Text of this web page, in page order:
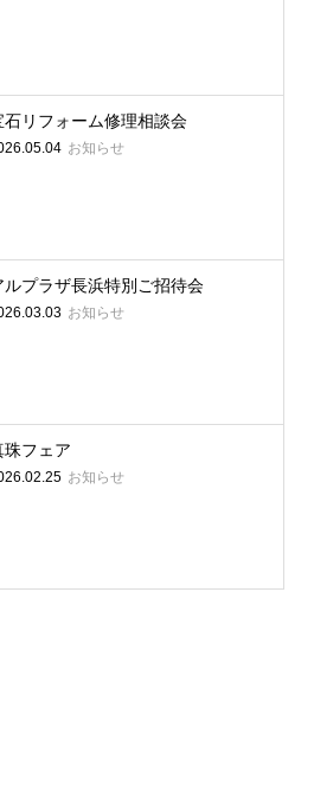
石リフォーム修理相談会
お知らせ
ルプラザ長浜特別ご招待会
お知らせ
珠フェア
お知らせ